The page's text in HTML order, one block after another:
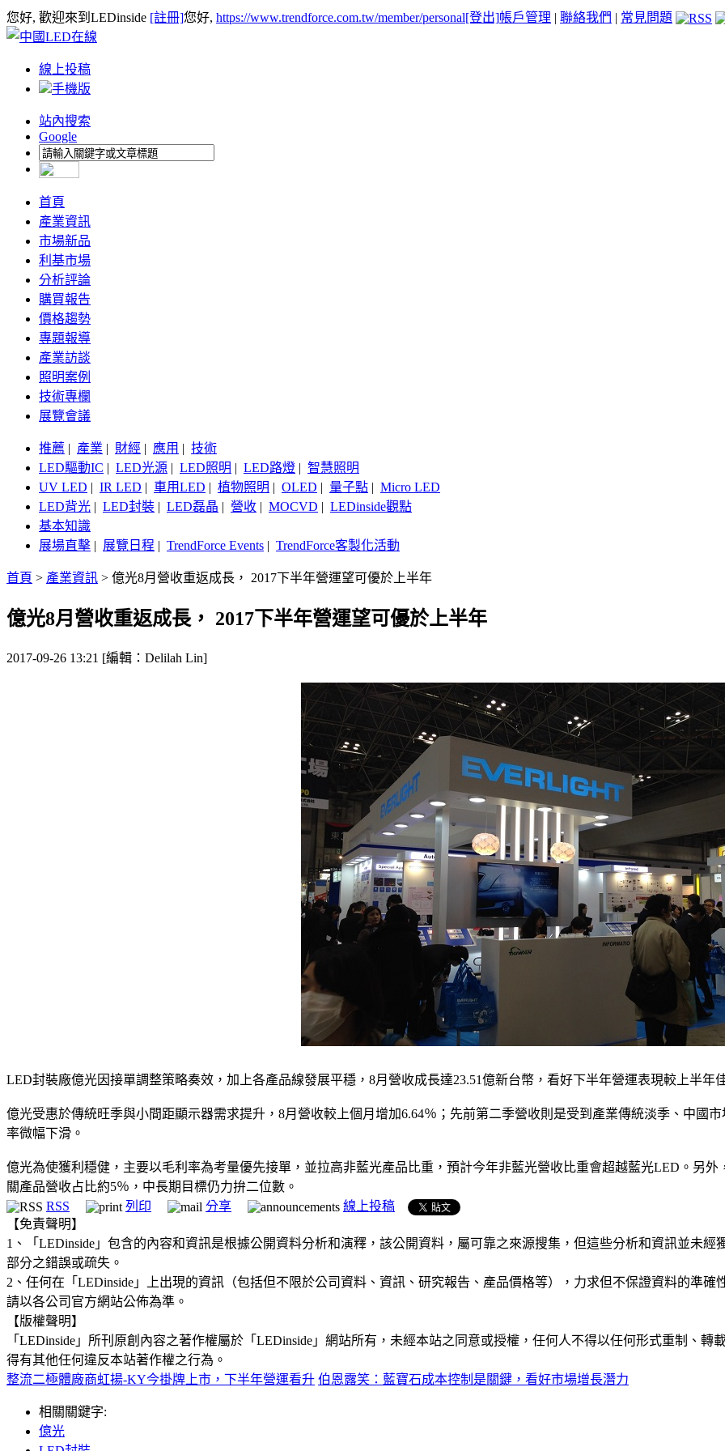
您好, 歡迎來到LEDinside [註冊]您好, https://www.trendforce.com.tw/member/personal[登出]帳戶管理 | 聯絡我們 | 常見問題
線上投稿
手機版
站內搜索
Google
首頁
產業資訊
市場新品
利基市場
分析評論
購買報告
價格趨勢
專題報導
產業訪談
照明案例
技術專欄
展覽會議
推薦 | 產業 | 財經 | 應用 | 技術
LED驅動IC | LED光源 | LED照明 | LED路燈 | 智慧照明
UV LED | IR LED | 車用LED | 植物照明 | OLED | 量子點 | Micro LED
LED背光 | LED封裝 | LED磊晶 | 營收 | MOCVD | LEDinside觀點
基本知識
展場直擊 | 展覽日程 | TrendForce Events | TrendForce客製化活動
首頁 > 產業資訊 > 億光8月營收重返成長， 2017下半年營運望可優於上半年
億光8月營收重返成長， 2017下半年營運望可優於上半年
2017-09-26 13:21 [編輯：Delilah Lin]
LED封裝廠億光因接單調整策略奏效，加上各產品線發展平穩，8月營收成長達23.51億新台幣，看好下半年營運表現較上半年
億光受惠於傳統旺季與小間距顯示器需求提升，8月營收較上個月增加6.64％；先前第二季營收則是受到產業傳統淡季、中國
率微幅下滑。
億光為使獲利穩健，主要以毛利率為考量優先接單，並拉高非藍光產品比重，預計今年非藍光營收比重會超越藍光LED。另
關產品營收占比約5％，中長期目標仍力拚二位數。
RSS
列印 分享
線上投稿
【免責聲明】
1、「LEDinside」包含的內容和資訊是根據公開資料分析和演釋，該公開資料，屬可靠之來源搜集，但這些分析和資訊並未
部分之錯誤或疏失。
2、任何在「LEDinside」上出現的資訊（包括但不限於公司資料、資訊、研究報告、產品價格等），力求但不保證資料的準
請以各公司官方網站公佈為準。
【版權聲明】
「LEDinside」所刊原創內容之著作權屬於「LEDinside」網站所有，未經本站之同意或授權，任何人不得以任何形式重制、
得有其他任何違反本站著作權之行為。
整流二極體廠商虹揚-KY今掛牌上市，下半年營運看升 伯恩露笑：藍寶石成本控制是關鍵，看好市場增長潛力
相關關鍵字:
億光